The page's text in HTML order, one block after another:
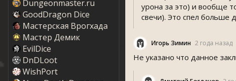
Dungeonmaster.ru
GoodDragon Dice
Мастерская Врогхада
Мастер Демик
EvilDice
DnDLoot
WishPort
урона за это) и вообще
свечи). Это спел больше
Игорь Зимин 2 года назад
Не указано что данное